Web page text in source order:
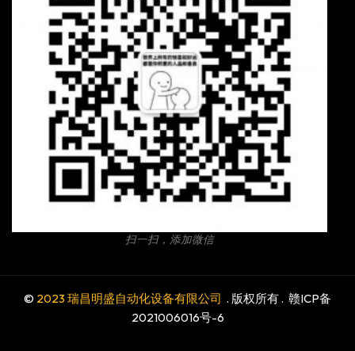
扫一扫，添加微信
© 2023 瑞昌明盛自动化设备有限公司 . 版权所有 . 赣ICP备
2021006016号-6